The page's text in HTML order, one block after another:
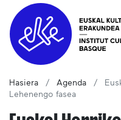
Hasiera Agenda
Lehenengo fasea